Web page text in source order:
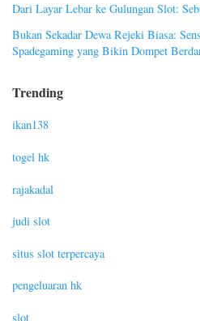
Dari Layar Lebar ke Gulungan Slot:
Bukan Sekadar Dewa Rejeki Biasa:
Spadegaming yang Bikin Dompet
Trending
ikan138
togel hk
rajakadal
judi slot
situs slot terpercaya
pengeluaran hk
slot